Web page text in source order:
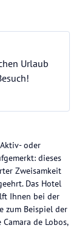
Urlaub
oder
dieses
Zweisamkeit
Das Hotel
Ihnen bei der
zum Beispiel der
de Lobos,